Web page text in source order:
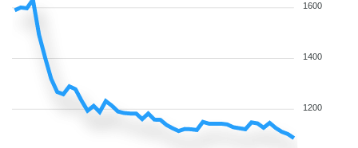
1600
1400
1200